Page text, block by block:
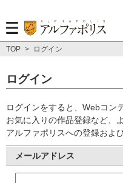
TOP > ログイン
ログイン
ログインをすると、Webコン
お気に入りの作品登録など、
アルファポリスへの登録およ
メールアドレス